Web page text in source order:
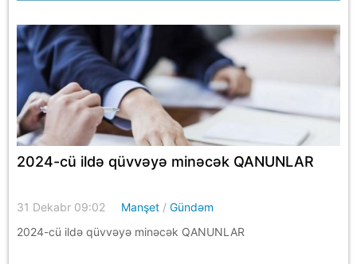
2024-cü ildə qüvvəyə minəcək QANUNLAR
31 Dekabr 09:02 Manşet /Gündəm
2024-cü ildə qüvvəyə minəcək QANUNLAR